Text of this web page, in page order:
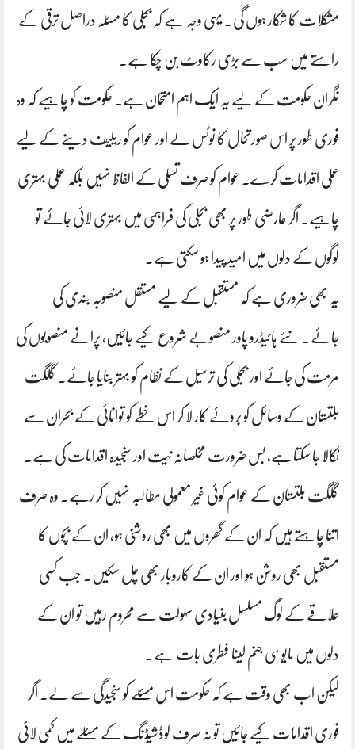
مشکلات کا شکار ہوں گی۔ یہی وجہ ہے کہ بجلی کا مسئلہ دراصل ترقی کے
راستے میں سب سے بڑی رکاوٹ بن چکا ہے۔
نگران حکومت کے لیے یہ ایک اہم امتحان ہے۔ حکومت کو چاہیے کہ وہ
فوری طور پر اس صورتحال کا نوٹس لے اور عوام کو ریلیف دینے کے لیے
عملی اقدامات کرے۔ عوام کو صرف تسلی کے الفاظ نہیں بلکہ عملی بہتری
چاہیے۔ اگر عارضی طور پر بھی بجلی کی فراہمی میں بہتری لائی جائے تو
لوگوں کے دلوں میں امید پیدا ہو سکتی ہے۔
یہ بھی ضروری ہے کہ مستقبل کے لیے مستقل منصوبہ بندی کی
جائے۔ نئے ہائیڈرو پاور منصوبے شروع کیے جائیں، پرانے منصوبوں کی
مرمت کی جائے اور بجلی کی ترسیل کے نظام کو بہتر بنایا جائے۔ گلگت
بلتستان کے وسائل کو بروئے کار لا کر اس خطے کو توانائی کے بحران سے
نکالا جا سکتا ہے، بس ضرورت مخلصانہ نیت اور سنجیدہ اقدامات کی ہے۔
گلگت بلتستان کے عوام کوئی غیر معمولی مطالبہ نہیں کر رہے۔ وہ صرف
اتنا چاہتے ہیں کہ ان کے گھروں میں بھی روشنی ہو، ان کے بچوں کا
مستقبل بھی روشن ہو اور ان کے کاروبار بھی چل سکیں۔ جب کسی
علاقے کے لوگ مسلسل بنیادی سہولت سے محروم رہیں تو ان کے
دلوں میں مایوسی جنم لینا فطری بات ہے۔
لیکن اب بھی وقت ہے کہ حکومت اس مسئلے کو سنجیدگی سے لے۔ اگر
فوری اقدامات کیے جائیں تو نہ صرف لوڈشیڈنگ کے مسئلے میں کمی لائی